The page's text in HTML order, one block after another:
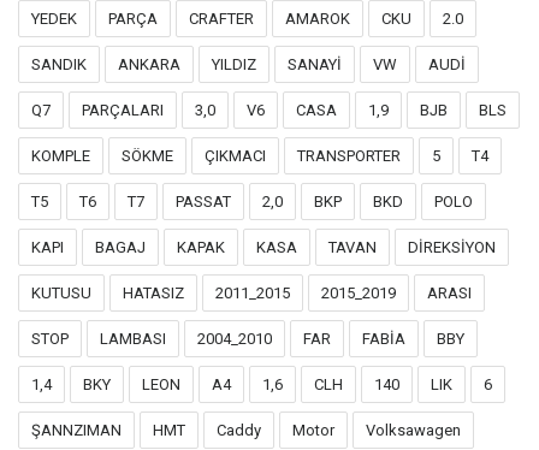
YEDEK PARÇA CRAFTER AMAROK CKU 2.0
SANDIK ANKARA YILDIZ SANAYİ VW AUDİ
Q7 PARÇALARI 3,0 V6 CASA 1,9 BJB BLS
KOMPLE SÖKME ÇIKMACI TRANSPORTER 5 T4
T5 T6 T7 PASSAT 2,0 BKP BKD POLO
KAPI BAGAJ KAPAK KASA TAVAN DİREKSİYON
KUTUSU HATASIZ 2011_2015 2015_2019 ARASI
STOP LAMBASI 2004_2010 FAR FABİA BBY
1,4 BKY LEON A4 1,6 CLH 140 LIK 6
ŞANNZIMAN HMT Caddy Motor Volksawagen